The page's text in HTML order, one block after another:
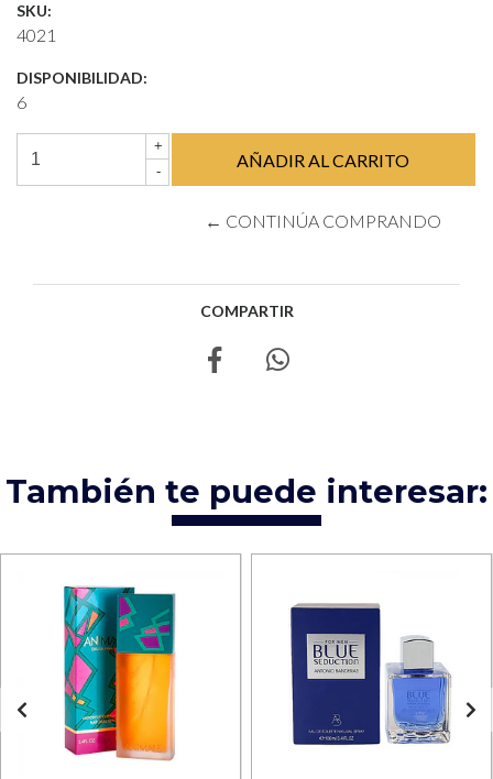
SKU:
4021
DISPONIBILIDAD:
6
+
-
← CONTINÚA COMPRANDO
COMPARTIR
También te puede interesar: